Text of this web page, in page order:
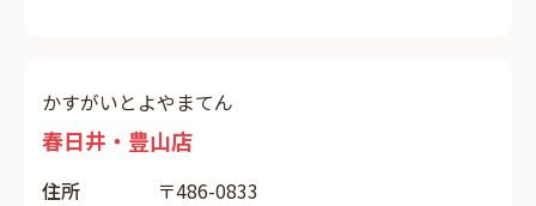
かすがいとよやまてん
春日井・豊山店
住所
〒486-0833